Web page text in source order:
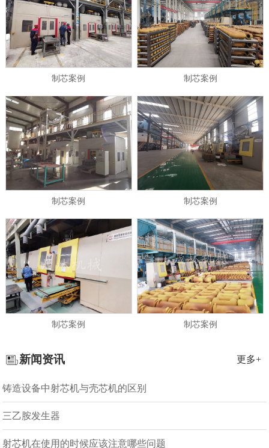
制芯案例 制芯案例
制芯案例 制芯案例
制芯案例 制芯案例
新闻资讯 更多+
铸造设备中射芯机与壳芯机的区别
三乙胺发生器
射芯机在使用的时候应该注意哪些问题